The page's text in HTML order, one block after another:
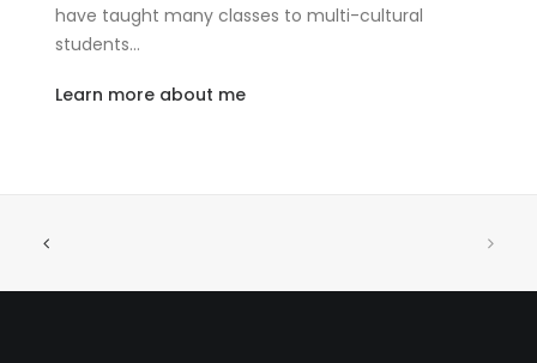
have taught many classes to multi-cultural
students…
Learn more about me